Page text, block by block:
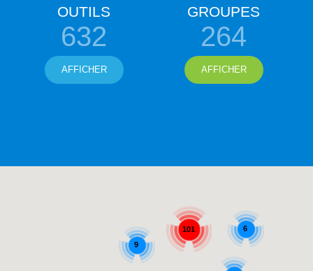
OUTILS
632
AFFICHER
GROUPES
264
AFFICHER
101 6
9